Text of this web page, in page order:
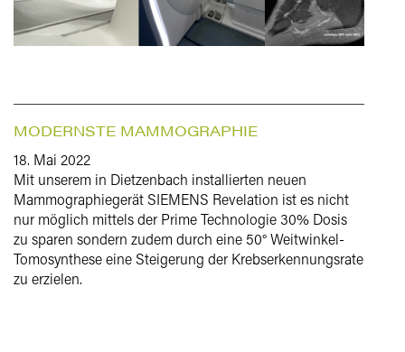
MODERNSTE MAMMOGRAPHIE
18. Mai 2022
Mit unserem in Dietzenbach installierten neuen
Mammographiegerät SIEMENS Revelation ist es nicht
nur möglich mittels der Prime Technologie 30% Dosis
zu sparen sondern zudem durch eine 50° Weitwinkel-
Tomosynthese eine Steigerung der Krebserkennungsrate
zu erzielen.